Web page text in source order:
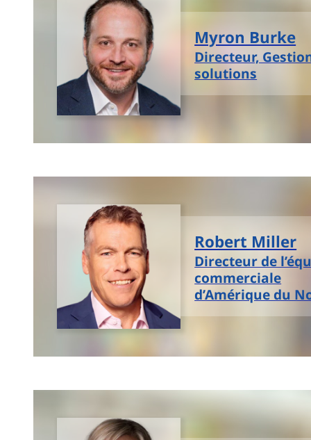
Myron Burke
Directeur,
solutions
Robert Miller
Directeur de
commerciale
d’Amérique du